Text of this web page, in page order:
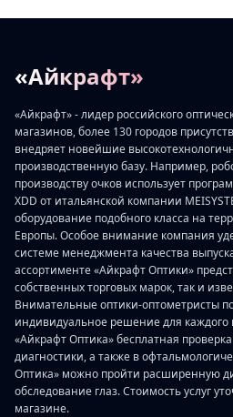
«Айкрафт»
«Айкрафт» - лидер российского
магазинов, более 130 городов
внедряет новейшие
производственную базу. Например,
производству очков использует
XDD от итальянской компании
оборудование подобного класса на
Европы. Особое внимание компания
системе менеджмента качества
ассортименте «Айкрафт Оптики»
собственных торговых марок, так и
Внимательные оптики-оптометристы
индивидуальное решение для каждого
«Айкрафт Оптика» бесплатная
диагностики, а также в
Оптика» можно пройти расширенную
обследование глаз. Стоимость услуг
магазине.